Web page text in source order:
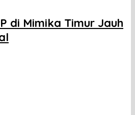
di Mimika Timur Jauh